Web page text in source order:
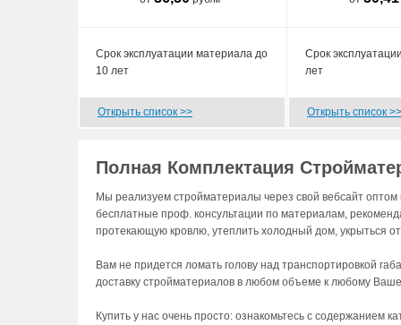
Срок эксплуатации материала до
10 лет
Открыть список >>
Срок
лет
Открыть список >>
Полная Комплектация
Мы реализуем стройматериалы через свой вебсайт
бесплатные проф. консультации по материалам,
протекающую кровлю, утеплить холодный дом, укрыться
Вам не придется ломать голову над транспортировкой
доставку стройматериалов в любом объеме к любому
Купить у нас очень просто: ознакомьтесь с